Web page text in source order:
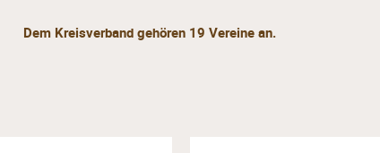
Dem Kreisverband gehören 19 Vereine an.